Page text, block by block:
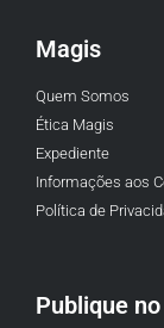
Magis
Quem Somos
Ética Magis
Expediente
Informações aos
Política de
Publique